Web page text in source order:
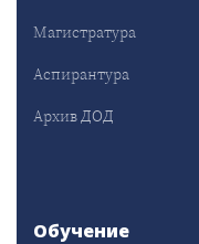
Магистратура
Аспирантура
Архив ДОД
Обучение